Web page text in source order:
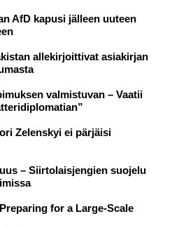
AfD kapusi jälleen uuteen
allekirjoittivat asiakirjan
valmistuvan – Vaatii
Zelenskyi ei pärjäisi
– Siirtolaisjengien suojelu
for a Large-Scale